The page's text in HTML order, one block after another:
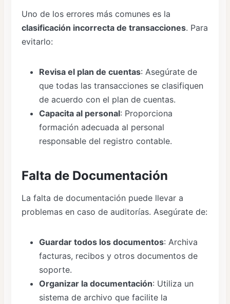
Uno de los errores más comunes es la
clasificación incorrecta de transacciones. Para
evitarlo:
Revisa el plan de cuentas: Asegúrate de
que todas las transacciones se clasifiquen
de acuerdo con el plan de cuentas.
Capacita al personal: Proporciona
formación adecuada al personal
responsable del registro contable.
Falta de Documentación
La falta de documentación puede llevar a
problemas en caso de auditorías. Asegúrate de:
Guardar todos los documentos: Archiva
facturas, recibos y otros documentos de
soporte.
Organizar la documentación: Utiliza un
sistema de archivo que facilite la